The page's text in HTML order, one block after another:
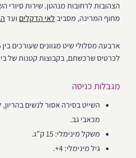
הצהובות לרחובות מנהטן. שירות סיורי
מחוף המרינה, מסביבלאי הדקלים ועד
לכרטיס שרכשתם, בקבוצות קטנות של בין 11 ל-18
מגבלות כניסה
השייט בסירה אסור לנשים בהריון,
מכאבי גב.
משקל מינימלי: 15 ק”ג.
גיל מינימלי: 4+.